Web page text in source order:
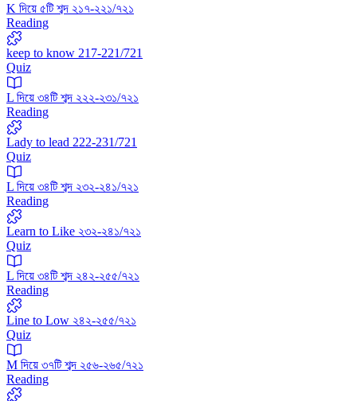
K দিয়ে ৫টি শব্দ ২১৭-২২১/৭২১
Reading
keep to know 217-221/721
Quiz
L দিয়ে ৩৪টি শব্দ ২২২-২৩১/৭২১
Reading
Lady to lead 222-231/721
Quiz
L দিয়ে ৩৪টি শব্দ ২৩২-২৪১/৭২১
Reading
Learn to Like ২৩২-২৪১/৭২১
Quiz
L দিয়ে ৩৪টি শব্দ ২৪২-২৫৫/৭২১
Reading
Line to Low ২৪২-২৫৫/৭২১
Quiz
M দিয়ে ৩৭টি শব্দ ২৫৬-২৬৫/৭২১
Reading